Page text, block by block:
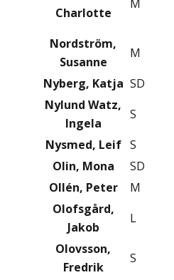
Charlotte
M
Nordström,
Susanne
M
Nyberg, Katja SD
Nylund Watz,
Ingela
S
Nysmed, Leif S
Olin, Mona
SD
Ollén, Peter
M
Olofsgård,
Jakob
L
Olovsson,
Fredrik
S